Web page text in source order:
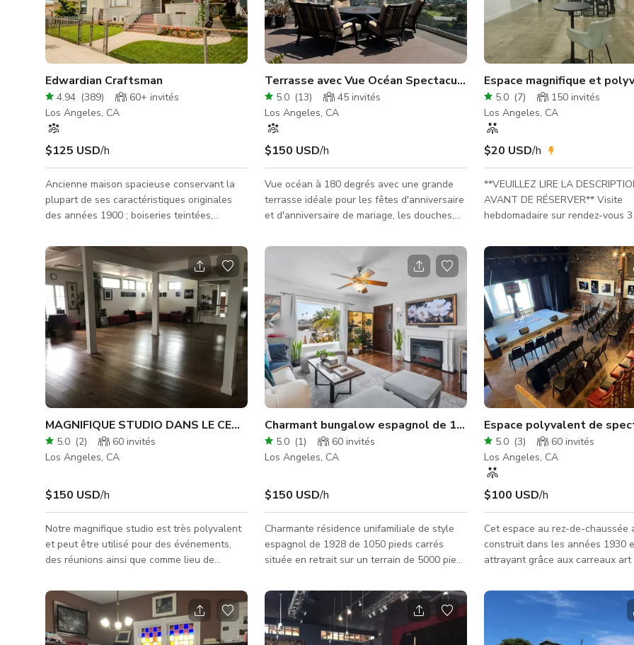
Edwardian Craftsman
4.94 (389) 60+ invités
Los Angeles, CA
$125 USD/h
Ancienne maison spacieuse conservant la
plupart de ses caractéristiques originales
des années 1900 ; boiseries teintées,
et accessoires de salle de bain. Située près
de Port O' call et du centre-ville.
Représentant sur site requis pour les
étudiants
Terrasse avec Vue Océan Spectaculaire / Site de Demande en
5.0 (13) 45 invités
Los Angeles, CA
$150 USD/h
Vue océan à 180 degrés avec une grande
terrasse idéale pour les fêtes d'anniversaire
et d'anniversaire de mariage, les douches,
les séances photo. L'île de Catalina est
directement en face dans votre champ de
vision. Vous pouvez observer le lever du
soleil le matin ainsi que le coucher du soleil
le soir. Ciels magnifiques et colorés au
coucher du soleil. Nous disposons d'une
belle combinaison de mobilier de terrasse
pouvant être utilisé. Nous s
Espace magnifique et
5.0 (7) 150 invités
Los Angeles, CA
$20 USD/h
**VEUILLEZ LIRE LA
AVANT DE RÉSERVER** Visite
hebdomadaire sur rendez-vous
cœur de San Pedro - 3000 sqft Espace
créatif 1 ARRÊT – un espace
et polyvalent avec de hauts
parfait pour les séances photo,
réunions, journées de contenu et
événements intimes. Situé à un
au croisement de 7th & Pacific,
bénéficie d'un fort passage
d'une lumi�
MAGNIFIQUE STUDIO DANS LE CENTRE DE SAN PEDRO
5.0 (2) 60 invités
Los Angeles, CA
$150 USD/h
Notre magnifique studio est très polyvalent
et peut être utilisé pour des événements,
des réunions ainsi que comme lieu de
neuves.
Charmant bungalow espagnol de 1928
5.0 (1) 60 invités
Los Angeles, CA
$150 USD/h
Charmante résidence unifamiliale de style
espagnol de 1928 de 1050 pieds carrés
située en retrait sur un terrain de 5000 pieds
un salon ouverts. Deux chambres situées
sur le côté dans un couloir. Cuisine ouverte
mise à jour avec tous les appareils en acier
inoxydable. Parquets en bois foncé dans le
Espace polyvalent de
5.0 (3) 60 invités
Los Angeles, CA
$100 USD/h
Cet espace au rez-de-chaussée
construit dans les années 1930
attrayant grâce aux carreaux
mais visuellement intéressant
murs en briques anciennes, un
bois courbé avec poutres
exposition changeante d'art